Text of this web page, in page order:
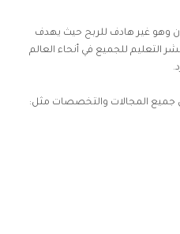
غير هادف للربح حيث يهدف
التعليم للجميع في أنحاء العالم
جميع المجالات والتخصصات مثل: